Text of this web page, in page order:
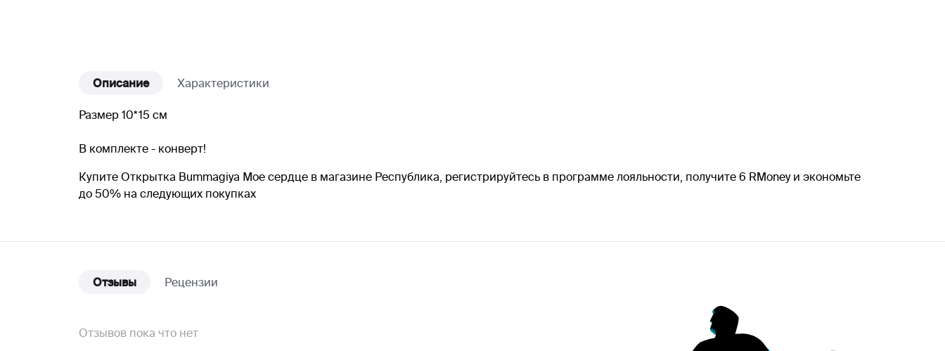
Описание Характеристики
Размер 10*15 см
В комплекте - конверт!
Купите Открытка Bummagiya Мое сердце в магазине Республика, регистрируйтесь в программе лояльности, получите 6 RMoney и экономьте
до 50% на следующих покупках
Отзывы Рецензии
Отзывов пока что нет